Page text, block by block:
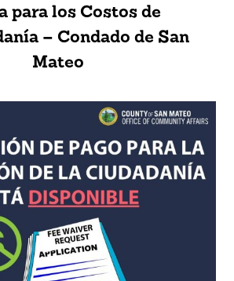
para los Costos de
– Condado de San
Mateo